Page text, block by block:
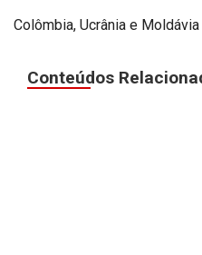
Colômbia, Ucrânia e
Conteúdos